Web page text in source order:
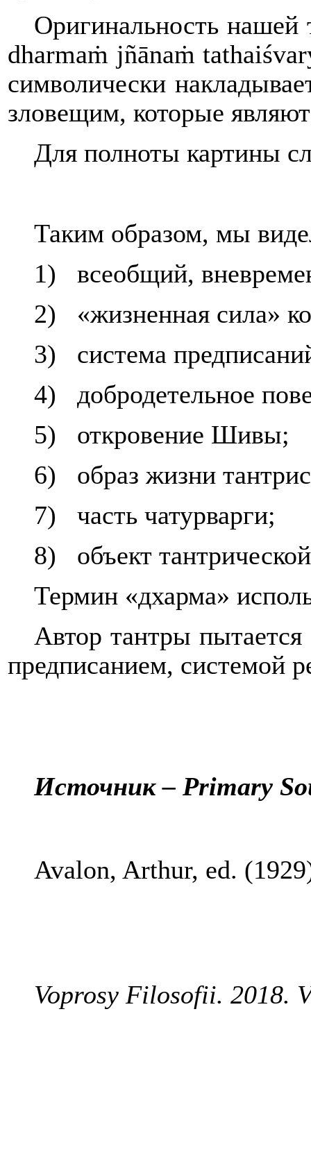
Оригинальность нашей
dharmaṁ jñānaṁ
символически
зловещим, которые
Для полноты картины
Таким образом, мы
1)
всеобщий,
2)
«жизненная сила»
3)
система
4)
добродетельное
5)
откровение Шивы;
6)
образ жизни
7)
часть чатурварги;
8)
объект
Термин «дхарма»
Автор тантры
предписанием, системой
Источник – Primary
Avalon, Arthur, ed.
Voprosy Filosofii. 2018.